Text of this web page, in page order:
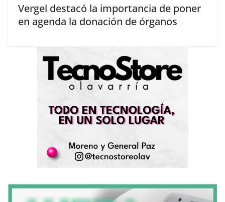
Vergel destacó la importancia de poner
en agenda la donación de órganos